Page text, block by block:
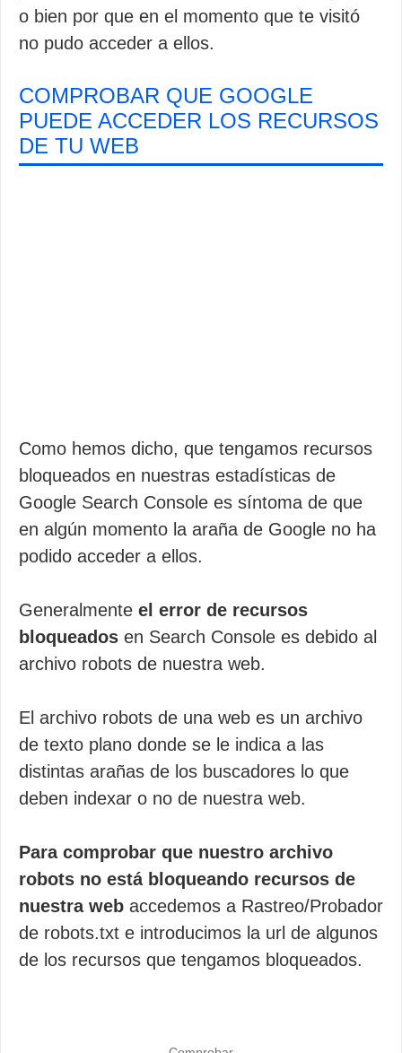
o bien por que en el momento que te visitó
no pudo acceder a ellos.
COMPROBAR QUE GOOGLE
PUEDE ACCEDER LOS RECURSOS
DE TU WEB
Como hemos dicho, que tengamos recursos
bloqueados en nuestras estadísticas de
Google Search Console es síntoma de que
en algún momento la araña de Google no ha
podido acceder a ellos.
Generalmente el error de recursos
bloqueados en Search Console es debido al
archivo robots de nuestra web.
El archivo robots de una web es un archivo
de texto plano donde se le indica a las
distintas arañas de los buscadores lo que
deben indexar o no de nuestra web.
Para comprobar que nuestro archivo
robots no está bloqueando recursos de
nuestra web accedemos a Rastreo/Probador
de robots.txt e introducimos la url de algunos
de los recursos que tengamos bloqueados.